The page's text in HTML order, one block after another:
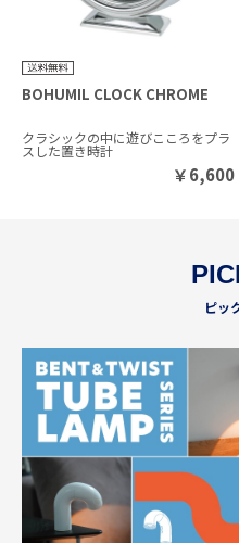
BOHUMIL CLOCK CHROME
クラシックの中に遊びこころをプラ
スした置き時計
￥6,600
ピッ